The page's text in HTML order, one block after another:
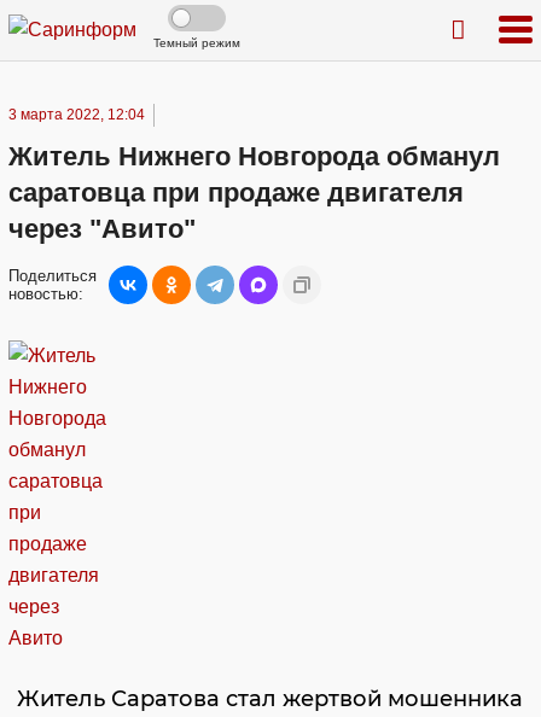
Темный режим
3 марта 2022, 12:04
Житель Нижнего Новгорода обманул
саратовца при продаже двигателя
через "Авито"
Поделиться
новостью:
Житель Саратова стал жертвой мошенника